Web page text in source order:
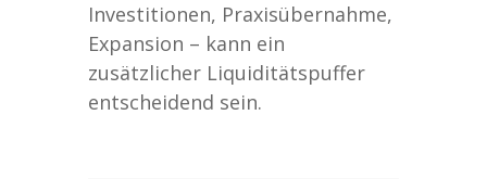
Investitionen, Praxisübernahme,
Expansion – kann ein
zusätzlicher Liquiditätspuffer
entscheidend sein.